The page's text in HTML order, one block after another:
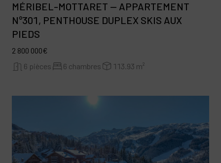
MÉRIBEL-MOTTARET — APPARTEMENT
N°301, PENTHOUSE DUPLEX SKIS AUX
PIEDS
2 800 000€
6 pièces
6 chambres 113.93 m²